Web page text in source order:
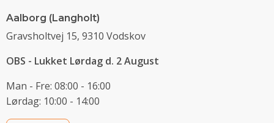
Aalborg (Langholt)
Gravsholtvej 15, 9310 Vodskov
OBS - Lukket Lørdag d. 2 August
Man - Fre: 08:00 - 16:00
Lørdag: 10:00 - 14:00